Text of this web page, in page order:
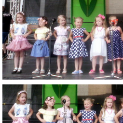
MEMORANDUM DIEŤAŤA
VEREJNÉ OBSTARÁVANIE
EUROROZPRÁVKY
2% Z DANE